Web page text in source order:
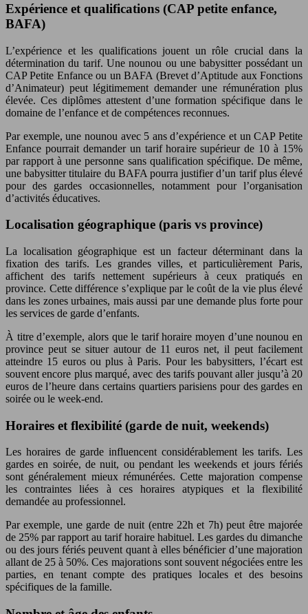
Expérience et qualifications (CAP petite enfance,
BAFA)
L’expérience et les qualifications jouent un rôle crucial dans la
détermination du tarif. Une nounou ou une babysitter possédant un
CAP Petite Enfance ou un BAFA (Brevet d’Aptitude aux Fonctions
d’Animateur) peut légitimement demander une rémunération plus
élevée. Ces diplômes attestent d’une formation spécifique dans le
domaine de l’enfance et de compétences reconnues.
Par exemple, une nounou avec 5 ans d’expérience et un CAP Petite
Enfance pourrait demander un tarif horaire supérieur de 10 à 15%
par rapport à une personne sans qualification spécifique. De même,
une babysitter titulaire du BAFA pourra justifier d’un tarif plus élevé
pour des gardes occasionnelles, notamment pour l’organisation
d’activités éducatives.
Localisation géographique (paris vs province)
La localisation géographique est un facteur déterminant dans la
fixation des tarifs. Les grandes villes, et particulièrement Paris,
affichent des tarifs nettement supérieurs à ceux pratiqués en
province. Cette différence s’explique par le coût de la vie plus élevé
dans les zones urbaines, mais aussi par une demande plus forte pour
les services de garde d’enfants.
À titre d’exemple, alors que le tarif horaire moyen d’une nounou en
province peut se situer autour de 11 euros net, il peut facilement
atteindre 15 euros ou plus à Paris. Pour les babysitters, l’écart est
souvent encore plus marqué, avec des tarifs pouvant aller jusqu’à 20
euros de l’heure dans certains quartiers parisiens pour des gardes en
soirée ou le week-end.
Horaires et flexibilité (garde de nuit, weekends)
Les horaires de garde influencent considérablement les tarifs. Les
gardes en soirée, de nuit, ou pendant les weekends et jours fériés
sont généralement mieux rémunérées. Cette majoration compense
les contraintes liées à ces horaires atypiques et la flexibilité
demandée au professionnel.
Par exemple, une garde de nuit (entre 22h et 7h) peut être majorée
de 25% par rapport au tarif horaire habituel. Les gardes du dimanche
ou des jours fériés peuvent quant à elles bénéficier d’une majoration
allant de 25 à 50%. Ces majorations sont souvent négociées entre les
parties, en tenant compte des pratiques locales et des besoins
spécifiques de la famille.